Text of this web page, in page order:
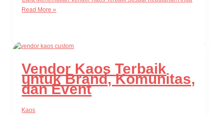
Read More »
Vendor Kaos Terbaik
untuk Brand, Komunitas,
dan Event
Kaos